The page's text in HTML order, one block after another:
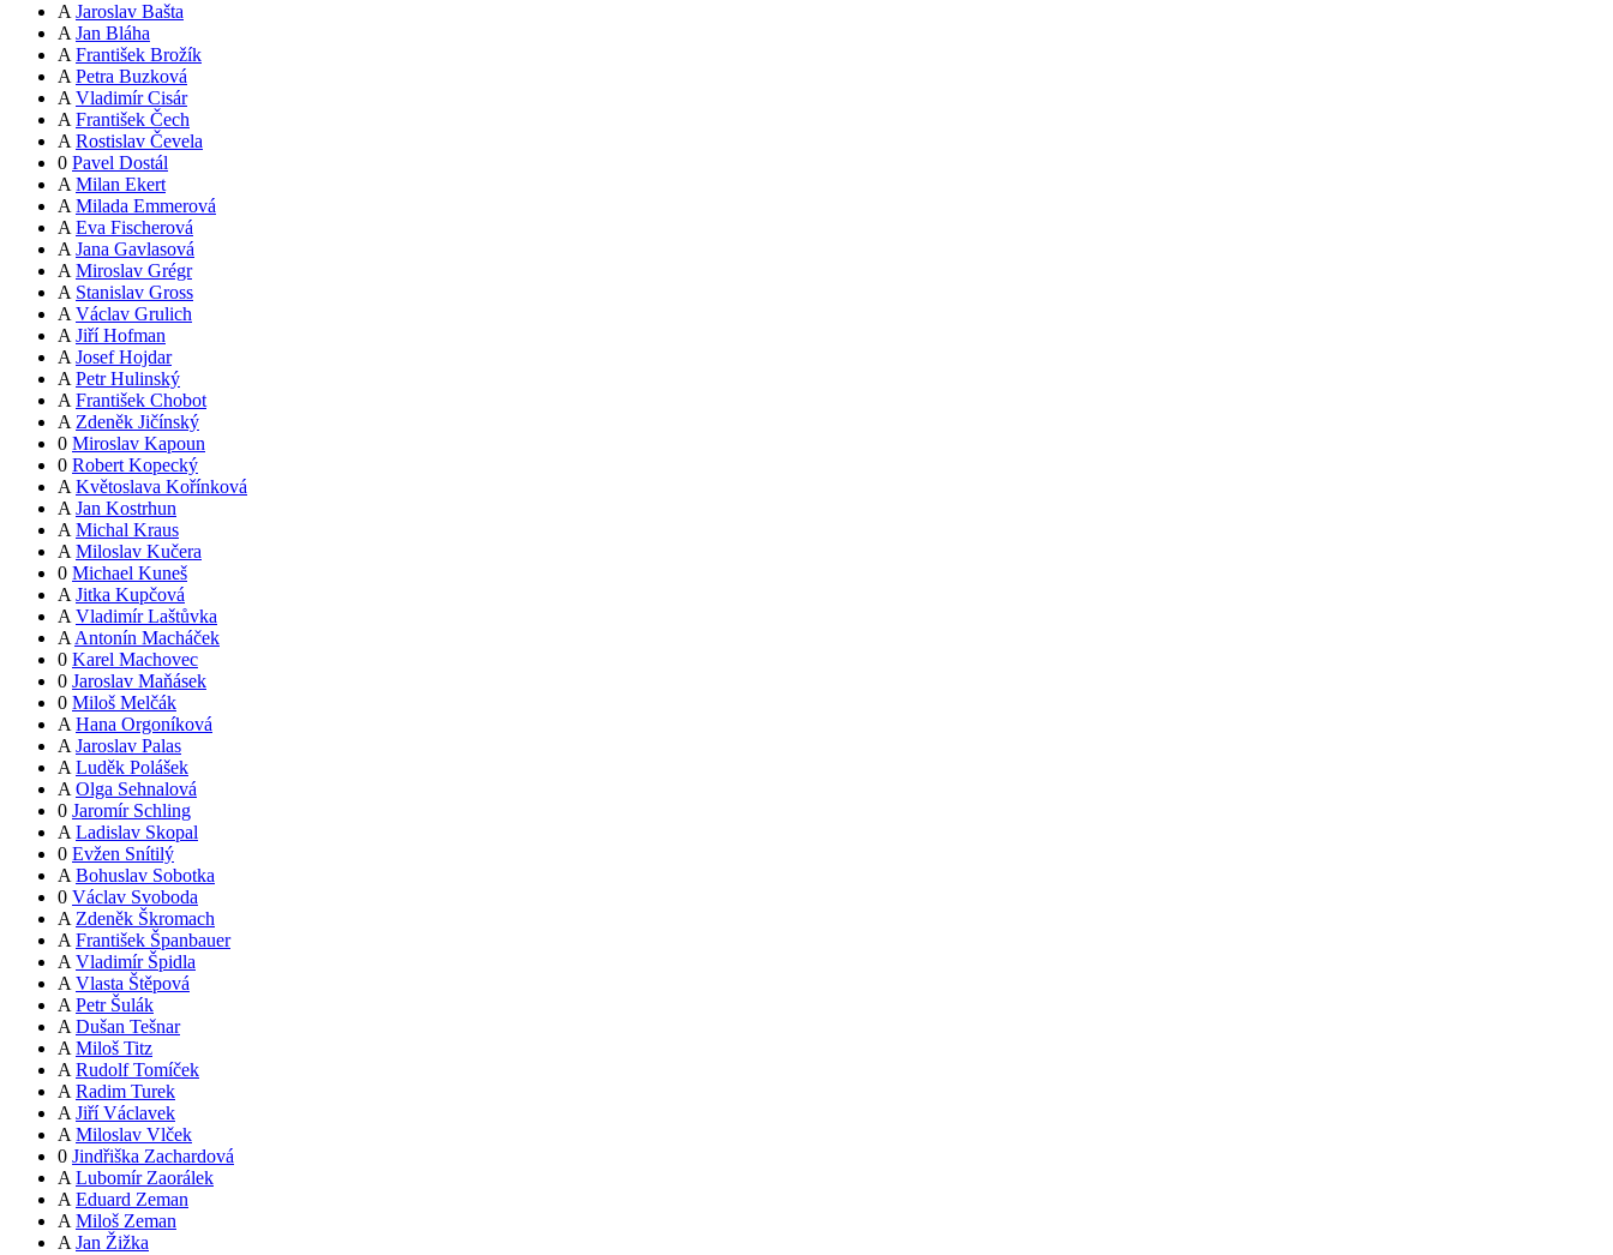
A Jaroslav Bašta
A Jan Bláha
A František Brožík
A Petra Buzková
A Vladimír Cisár
A František Čech
A Rostislav Čevela
0 Pavel Dostál
A Milan Ekert
A Milada Emmerová
A Eva Fischerová
A Jana Gavlasová
A Miroslav Grégr
A Stanislav Gross
A Václav Grulich
A Jiří Hofman
A Josef Hojdar
A Petr Hulinský
A František Chobot
A Zdeněk Jičínský
0 Miroslav Kapoun
0 Robert Kopecký
A Květoslava Kořínková
A Jan Kostrhun
A Michal Kraus
A Miloslav Kučera
0 Michael Kuneš
A Jitka Kupčová
A Vladimír Laštůvka
A Antonín Macháček
0 Karel Machovec
0 Jaroslav Maňásek
0 Miloš Melčák
A Hana Orgoníková
A Jaroslav Palas
A Luděk Polášek
A Olga Sehnalová
0 Jaromír Schling
A Ladislav Skopal
0 Evžen Snítilý
A Bohuslav Sobotka
0 Václav Svoboda
A Zdeněk Škromach
A František Španbauer
A Vladimír Špidla
A Vlasta Štěpová
A Petr Šulák
A Dušan Tešnar
A Miloš Titz
A Rudolf Tomíček
A Radim Turek
A Jiří Václavek
A Miloslav Vlček
0 Jindřiška Zachardová
A Lubomír Zaorálek
A Eduard Zeman
A Miloš Zeman
A Jan Žižka